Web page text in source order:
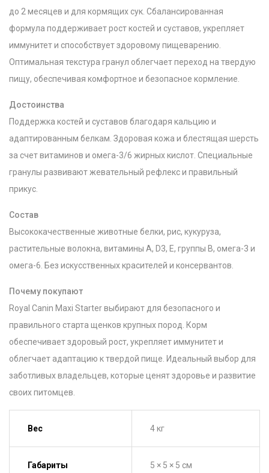
до 2 месяцев и для кормящих сук. Сбалансированная
формула поддерживает рост костей и суставов, укрепляет
иммунитет и способствует здоровому пищеварению.
Оптимальная текстура гранул облегчает переход на твердую
пищу, обеспечивая комфортное и безопасное кормление.
Достоинства
Поддержка костей и суставов благодаря кальцию и
адаптированным белкам. Здоровая кожа и блестящая шерсть
за счет витаминов и омега-3/6 жирных кислот. Специальные
гранулы развивают жевательный рефлекс и правильный
прикус.
Состав
Высококачественные животные белки, рис, кукуруза,
растительные волокна, витамины A, D3, E, группы B, омега-3 и
омега-6. Без искусственных красителей и консервантов.
Почему покупают
Royal Canin Maxi Starter выбирают для безопасного и
правильного старта щенков крупных пород. Корм
обеспечивает здоровый рост, укрепляет иммунитет и
облегчает адаптацию к твердой пище. Идеальный выбор для
заботливых владельцев, которые ценят здоровье и развитие
своих питомцев.
Вес 4 кг
Габариты 5 × 5 × 5 см